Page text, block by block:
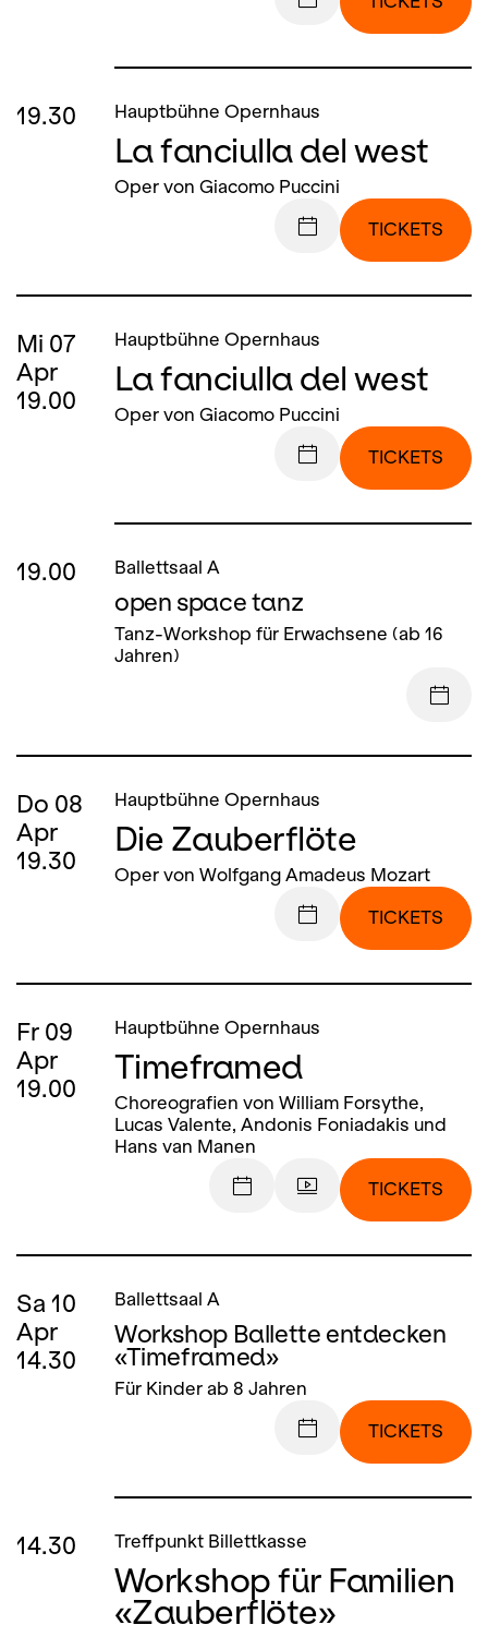
19.30 Hauptbühne Opernhaus
La fanciulla del west
Oper von Giacomo Puccini
TICKETS
Mi 07
Apr
19.00
Hauptbühne Opernhaus
La fanciulla del west
Oper von Giacomo Puccini
TICKETS
19.00 Ballettsaal A
open space tanz
Tanz-Workshop für Erwachsene (ab 16
Jahren)
Do 08
Apr
19.30
Hauptbühne Opernhaus
Die Zauberflöte
Oper von Wolfgang Amadeus Mozart
TICKETS
Fr 09
Apr
19.00
Hauptbühne Opernhaus
Timeframed
Choreografien von William Forsythe,
Lucas Valente, Andonis Foniadakis und
Hans van Manen
TICKETS
Sa 10
Apr
14.30
Ballettsaal A
Workshop Ballette entdecken
«Timeframed»
Für Kinder ab 8 Jahren
TICKETS
14.30 Treffpunkt Billettkasse
Workshop für Familien
«Zauberflöte»